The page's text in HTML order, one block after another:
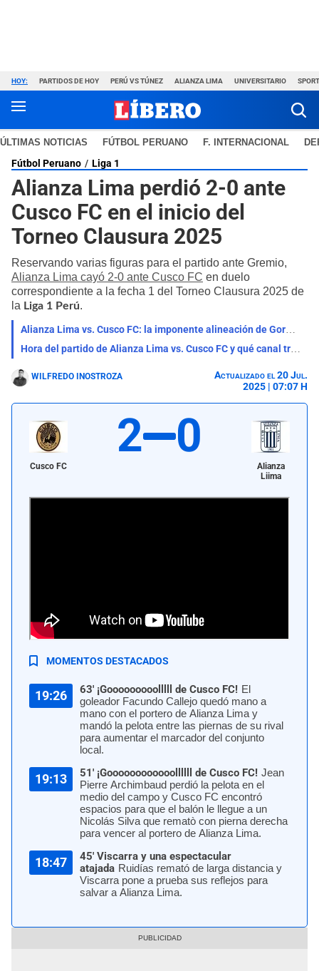
HOY: PARTIDOS DE HOY PERÚ VS TÚNEZ ALIANZA LIMA UNIVERSITARIO
ÚLTIMAS NOTICIAS FÚTBOL PERUANO F. INTERNACIONAL
Fútbol Peruano Liga 1
Alianza Lima perdió 2-0 ante
Cusco FC en el inicio del
Torneo Clausura 2025
Reservando varias figuras para el partido ante Gremio,
Alianza Lima cayó 2-0 ante Cusco FC en duelo
correspondiente a la fecha 1 del Torneo Clausura 2025 de
la Liga 1 Perú.
Alianza Lima vs. Cusco FC: la imponente alineación de Gorosito para ganar el partido
Hora del partido de Alianza Lima vs. Cusco FC y qué canal transmite EN VIVO
WILFREDO INOSTROZA
Actualizado el 20 Jul.
2025 | 07:07 H
Cusco FC
2 0
Alianza
Liima
Alianza Lima perdió 2-0 ante Cusco FC por la fecha 1 del Torneo Clausura
2025 de la Liga 1 Perú. | Foto: Instagram de Alianza Lima
MOMENTOS DESTACADOS
19:26 63' ¡Gooooooooolllll de Cusco FC! El
goleador Facundo Callejo quedó mano a
mano con el portero de Alianza Lima y
mandó la pelota entre las piernas de su rival
para aumentar el marcador del conjunto
local.
19:13 51' ¡Goooooooooooollllll de Cusco FC! Jean
Pierre Archimbaud perdió la pelota en el
medio del campo y Cusco FC encontró
espacios para que el balón le llegue a un
Nicolás Silva que rematò con pierna derecha
para vencer al portero de Alianza Lima.
18:47
45' Viscarra y una espectacular
atajada Ruidías remató de larga distancia y
Viscarra pone a prueba sus reflejos para
salvar a Alianza Lima.